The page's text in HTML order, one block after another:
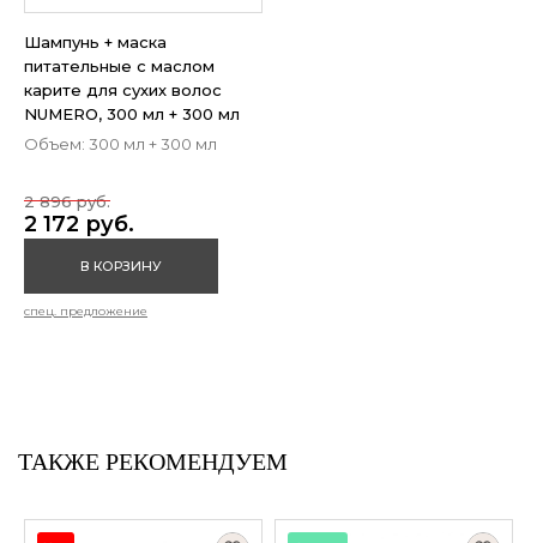
Шампунь + маска
питательные с маслом
карите для сухих волос
NUMERO, 300 мл + 300 мл
Объем: 300 мл + 300 мл
2 172 руб.
2 896 руб.
В КОРЗИНУ
спец. предложение
ТАКЖЕ РЕКОМЕНДУЕМ